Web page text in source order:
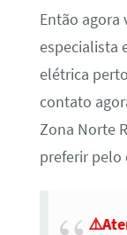
Então agora
especialista
elétrica
contato
Zona Norte
preferir pelo